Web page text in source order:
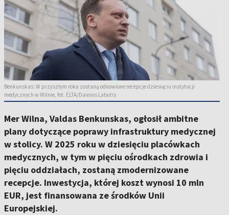
Benkunskas: W przyszłym roku zostaną odnowione recepcje dziesięciu instytucji
medycznych w Wilnie, fot. ELTA/Dainius Labutis
Mer Wilna, Valdas Benkunskas, ogłosił ambitne
plany dotyczące poprawy infrastruktury medycznej
w stolicy. W 2025 roku w dziesięciu placówkach
medycznych, w tym w pięciu ośrodkach zdrowia i
pięciu oddziałach, zostaną zmodernizowane
recepcje. Inwestycja, której koszt wynosi 10 mln
EUR, jest finansowana ze środków Unii
Europejskiej.